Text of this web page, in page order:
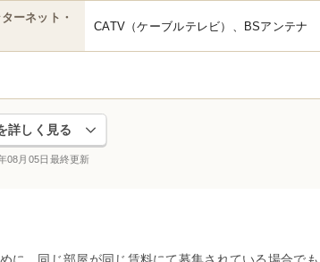
ーネット・
CATV（ケーブルテレビ）、BSアンテナ
詳しく見る
08月05日最終更新